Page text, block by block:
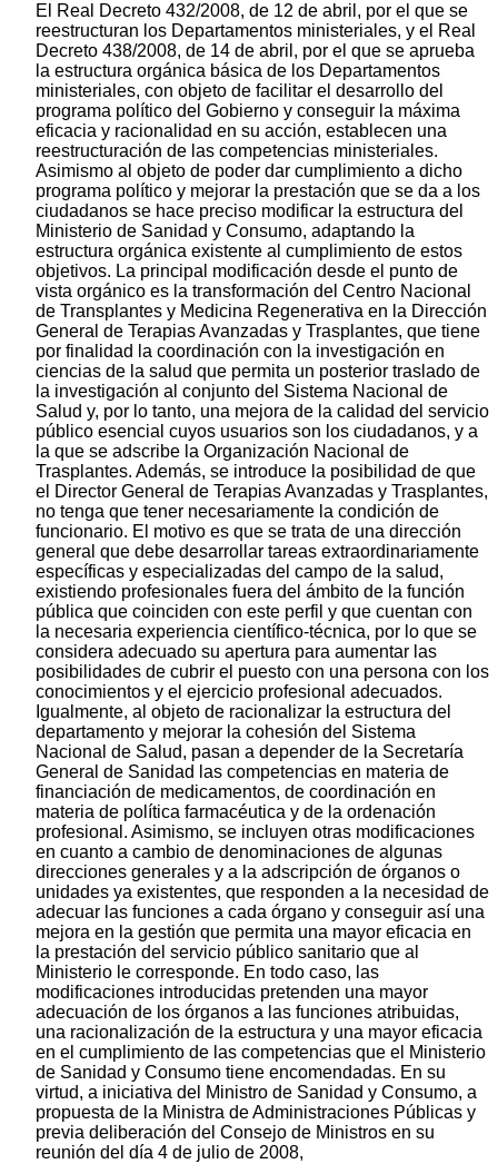
El Real Decreto 432/2008, de 12 de abril, por el que se
reestructuran los Departamentos ministeriales, y el Real
Decreto 438/2008, de 14 de abril, por el que se aprueba
la estructura orgánica básica de los Departamentos
ministeriales, con objeto de facilitar el desarrollo del
programa político del Gobierno y conseguir la máxima
eficacia y racionalidad en su acción, establecen una
reestructuración de las competencias ministeriales.
Asimismo al objeto de poder dar cumplimiento a dicho
programa político y mejorar la prestación que se da a los
ciudadanos se hace preciso modificar la estructura del
Ministerio de Sanidad y Consumo, adaptando la
estructura orgánica existente al cumplimiento de estos
objetivos. La principal modificación desde el punto de
vista orgánico es la transformación del Centro Nacional
de Transplantes y Medicina Regenerativa en la Dirección
General de Terapias Avanzadas y Trasplantes, que tiene
por finalidad la coordinación con la investigación en
ciencias de la salud que permita un posterior traslado de
la investigación al conjunto del Sistema Nacional de
Salud y, por lo tanto, una mejora de la calidad del servicio
público esencial cuyos usuarios son los ciudadanos, y a
la que se adscribe la Organización Nacional de
Trasplantes. Además, se introduce la posibilidad de que
el Director General de Terapias Avanzadas y Trasplantes,
no tenga que tener necesariamente la condición de
funcionario. El motivo es que se trata de una dirección
general que debe desarrollar tareas extraordinariamente
específicas y especializadas del campo de la salud,
existiendo profesionales fuera del ámbito de la función
pública que coinciden con este perfil y que cuentan con
la necesaria experiencia científico-técnica, por lo que se
considera adecuado su apertura para aumentar las
posibilidades de cubrir el puesto con una persona con los
conocimientos y el ejercicio profesional adecuados.
Igualmente, al objeto de racionalizar la estructura del
departamento y mejorar la cohesión del Sistema
Nacional de Salud, pasan a depender de la Secretaría
General de Sanidad las competencias en materia de
financiación de medicamentos, de coordinación en
materia de política farmacéutica y de la ordenación
profesional. Asimismo, se incluyen otras modificaciones
en cuanto a cambio de denominaciones de algunas
direcciones generales y a la adscripción de órganos o
unidades ya existentes, que responden a la necesidad de
adecuar las funciones a cada órgano y conseguir así una
mejora en la gestión que permita una mayor eficacia en
la prestación del servicio público sanitario que al
Ministerio le corresponde. En todo caso, las
modificaciones introducidas pretenden una mayor
adecuación de los órganos a las funciones atribuidas,
una racionalización de la estructura y una mayor eficacia
en el cumplimiento de las competencias que el Ministerio
de Sanidad y Consumo tiene encomendadas. En su
virtud, a iniciativa del Ministro de Sanidad y Consumo, a
propuesta de la Ministra de Administraciones Públicas y
previa deliberación del Consejo de Ministros en su
reunión del día 4 de julio de 2008,